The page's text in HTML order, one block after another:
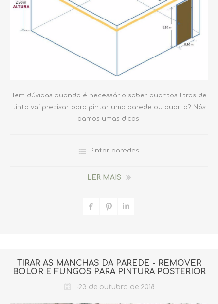
Tem dúvidas quando é necessário saber quantos litros de
tinta vai precisar para pintar uma parede ou quarto? Nós
damos umas dicas.
Pintar paredes
LER MAIS
TIRAR AS MANCHAS DA PAREDE - REMOVER
BOLOR E FUNGOS PARA PINTURA POSTERIOR
-23 de outubro de 2018